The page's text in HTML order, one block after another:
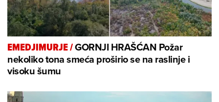
EMEDJIMURJE/GORNJI HRAŠĆAN Požar
nekoliko tona smeća proširio se na raslinje i
visoku šumu